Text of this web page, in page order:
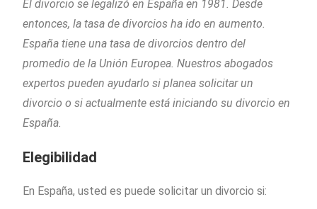
El divorcio se legalizó en España en 1981. Desde
entonces, la tasa de divorcios ha ido en aumento.
España tiene una tasa de divorcios dentro del
promedio de la Unión Europea. Nuestros abogados
expertos pueden ayudarlo si planea solicitar un
divorcio o si actualmente está iniciando su divorcio en
España.
Elegibilidad
En España, usted es puede solicitar un divorcio si: